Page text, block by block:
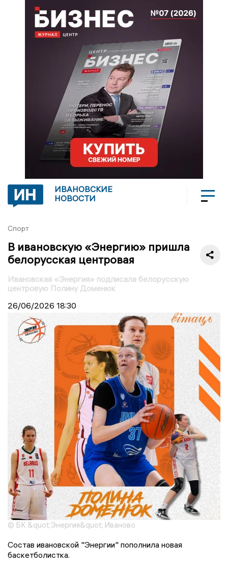
ИВАНОВСКИЕ
НОВОСТИ
Спорт
В ивановскую «Энергию» пришла
белорусская центровая
Ивановская «Энергия» подписала белорусскую
центровую Полину Доменюк
26/06/2026 18:30
© БК &quot;Энергия&quot; Иваново
Состав ивановской "Энергии" пополнила новая
баскетболистка.